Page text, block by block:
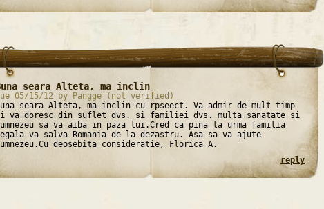
seara Alteta, ma inclin
05/15/12 by Pangge (not verified)
seara Alteta, ma inclin cu rpseect. Va admir de mult timp
va doresc din suflet dvs. si familiei dvs. multa sanatate si
sa va aiba in paza lui.Cred ca pina la urma familia
va salva Romania de la dezastru. Asa sa va ajute
deosebita consideratie, Florica A.
reply